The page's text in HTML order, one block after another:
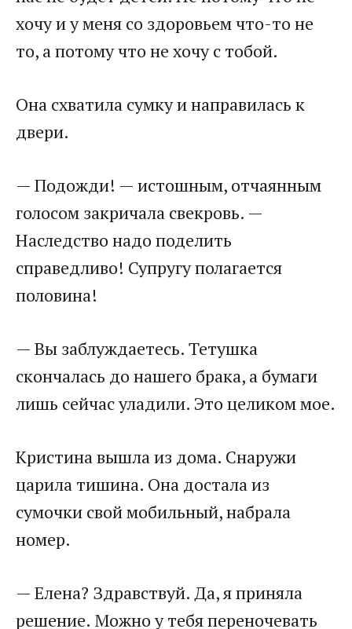
хочу и у меня со здоровьем что-то не
то, а потому что не хочу с тобой.
Она схватила сумку и направилась к
двери.
— Подожди! — истошным, отчаянным
голосом закричала свекровь. —
Наследство надо поделить
справедливо! Супругу полагается
половина!
— Вы заблуждаетесь. Тетушка
скончалась до нашего брака, а бумаги
лишь сейчас уладили. Это целиком мое.
Кристина вышла из дома. Снаружи
царила тишина. Она достала из
сумочки свой мобильный, набрала
номер.
— Елена? Здравствуй. Да, я приняла
решение. Можно у тебя переночевать